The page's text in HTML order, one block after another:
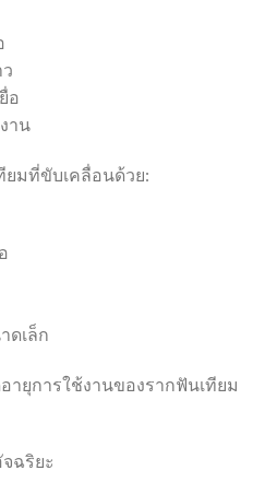
อ
าน
มที่ขับเคลื่อนด้วย:
ดเล็ก
ายุการใช้งานของรากฟันเทียม
ฉริยะ